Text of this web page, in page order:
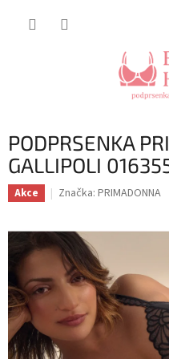
PODPRSENKA
GALLIPOLI
Akce Značka: PRIMADONNA